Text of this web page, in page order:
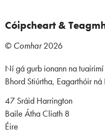
Cóipcheart &
© Comhar2026
Ní gá gurb ionann na
Bhord Stiúrtha, Eagarthóir
47 Sráid Harrington
Baile Átha Cliath 8
Éire